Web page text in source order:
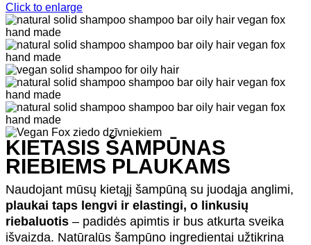
Click to enlarge
KIETASIS ŠAMPŪNAS
RIEBIEMS PLAUKAMS
Naudojant mūsų kietąjį šampūną su juodąja anglimi,
plaukai taps lengvi ir elastingi, o linkusių
riebaluotis – padidės apimtis ir bus atkurta sveika
išvaizda. Natūralūs šampūno ingredientai užtikrina